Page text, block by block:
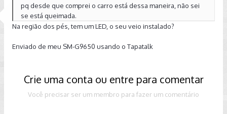
pq desde que comprei o carro está dessa maneira, não sei
se está queimada.
Na região dos pés, tem um LED, o seu veio instalado?
Enviado de meu SM-G9650 usando o Tapatalk
Crie uma conta ou entre para comentar
Você precisar ser um membro para fazer um comentário